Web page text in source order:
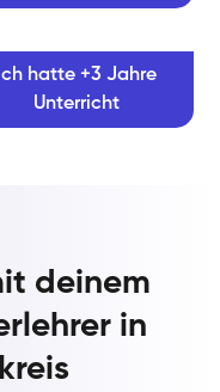
hatte +3 Jahre
Unterricht
deinem
in